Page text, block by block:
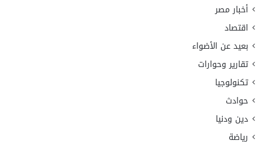
أخبار مصر
اقتصاد
بعيد عن الأضواء
تقارير وحوارات
تكنولوجيا
حوادث
دين ودنيا
رياضة